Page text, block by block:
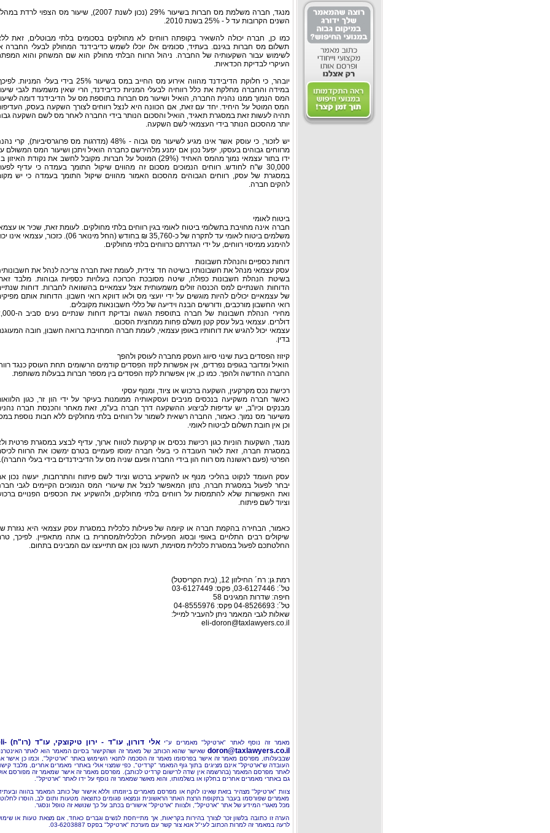
מנגד, חברה משלמת מס חברות בשיעור 29% (נכון לשנת 2007), שיעור מס הצפוי לרדת
השנים הקרובות עד ל - 25% בשנת 2010.
כמו כן, חברה יכולה להשאיר בקופתה רווחים לא מחולקים בסכומים בלתי מבוטלים, זאת
תשלום מס חברות בגינם. בעתיד, סכומים אלו יוכלו לשמש כדיבידנד המחולק לבעלי החברה
לשימוש עבור השקעותיה של החברה. ניהול הרווח הבלתי מחולק הוא שם המשחק והוא
העיקרי לבדיקת הכדאיות.
יובהר, כי חלוקת הדיבידנד מהווה אירוע מס החייב במס בשיעור 25% בידי בעלי המניות.
במידה והחברה מחלקת את כלל רווחיה לבעלי המניות כדיבידנד, הרי שאין משמעות לגבי
המס הנמוך ממנו נהנית החברה, הואיל ושיעור מס חברות בתוספת מס על הדיבידנד דומה
המס המוטל על היחיד. יחד עם זאת, אם הכוונה היא לנצל רווחים לצורך השקעה בעסק,
תהיה לעשות זאת במסגרת תאגיד, הואיל והסכום הנותר בידי החברה לאחר מס לשם השקעה
יותר מהסכום הנותר בידי העצמאי לשם השקעה.
יש לזכור, כי עוסק אשר אינו מגיע לשיעור מס גבוה - 48% (מדרגות מס פרוגרסיביות), קרי
מרווחים גבוהים בעסקו, יפעל נכון אם ימנע מלהירשם כחברה הואיל ויתכן ושיעור המס המשולם
ידו בתור עצמאי נמוך מהמס האחיד (29%) המוטל על חברות. מקובל לחשב את נקודת האיזון
30,000 ש"ח לחודש. רווחים הנמוכים מסכום זה מהווים שיקול התומך בעמדה כי עדיף
במסגרת של עסק, רווחים הגבוהים מהסכום האמור מהווים שיקול התומך בעמדה כי יש
להקים חברה.
ביטוח לאומי
חברה אינה מחויבת בתשלומי ביטוח לאומי בגין רווחים בלתי מחולקים. לעומת זאת, שכיר או
משלמים ביטוח לאומי עד לתקרה של כ-35,760 ₪ בחודש (החל מינואר 06). כזכור, עצמאי
להימנע ממיסוי רווחים, על ידי הגדרתם כרווחים בלתי מחולקים.
דוחות כספיים והנהלת חשבונות
עסק עצמאי מנהל את חשבונותיו בשיטה חד צידית, לעומת זאת חברה צריכה לנהל את
בשיטת הנהלת חשבונות כפולה, שיטה מסובכת הכרוכה בעלויות כספיות גבוהות. מלבד
הדוחות השנתיים למס הכנסה זולים משמעותית אצל עצמאיים בהשוואה לחברות. דוחות
של עצמאיים יכולים להיות מוגשים על ידי יועצי מס ולאו דווקא רואי חשבון. הדוחות אותם
רואי החשבון מורכבים, ודורשים הבנה וידיעה של כללי חשבונאות מקובלים.
מחירי הנהלת חשבונות של חברה בתוספת הגשה ובדיקת דוחות
דולרים. עצמאי בעל עסק קטן משלם פחות ממחצית הסכום.
עצמאי יכול להגיש את דוחותיו באופן עצמאי, לעומת חברה המחויבת ברואה חשבון, חובה
בדין.
קיזוז הפסדים בעת שינוי סיווג העסק מחברה לעוסק ולהפך
הואיל ומדובר בגופים נפרדים, אין אפשרות לקזז הפסדים קודמים הרשומים תחת העוסק כנגד
החברה החדשה ולהפך. כמו כן, אין אפשרות לקזז הפסדים בין מספר חברות בבעלות משותפת.
רכישת נכס מקרקעין, השקעה ברכוש או ציוד, ומנוף עסקי
כאשר חברה משקיעה בנכסים מניבים ועסקאותיה ממומנות בעיקר על ידי הון זר, כגון
מבנקים וכיו"ב, יש עדיפות לביצוע ההשקעה דרך חברה בע"מ, זאת מאחר והכנסת חברה
משיעור מס נמוך. כאמור, החברה רשאית לשמור על רווחים בלתי מחולקים ללא חבות נוספת
וכן אין חובת תשלום לביטוח לאומי.
מנגד, השקעות הוניות כגון רכישת נכסים או קרקעות לטווח ארוך, עדיף לבצע במסגרת פרטית
במסגרת חברה, זאת לאור העובדה כי בעלי חברה ימוסו פעמיים בטרם ימשכו את הרווח
הפרטי (פעם ראשונה מס רווח הון בידי החברה ופעם שניה מס על הדיבידנדים בידי בעלי החברה).
עסק העומד לנקוט בהליכי מנוף או להשקיע ברכוש וציוד לשם פיתוח והתרחבות, יעשה נכון
יבחר לפעול במסגרת חברה, נתון המאפשר לנצל את שיעורי המס הנמוכים הקיימים לגבי
ואת האפשרות שלא להתמסות על רווחים בלתי מחולקים, ולהשקיע את הכספים הפנויים
וציוד לשם פיתוח.
כאמור, הבחירה בהקמת חברה או קיומה של פעילות כלכלית במסגרת עסק עצמאי היא נגזרת
שיקולים רבים התלויים באופי ובסוג הפעילות הכלכלית/מסחרית בו אתה מתאפיין. לפיכך,
החלטתכם לפעול במסגרת כלכלית מסוימת, תעשו נכון אם תתייעצו עם המבינים בתחום.
רמת גן: רח´ החילזון 12, (בית הקריסטל)
טל´: 03-6127446, פקס: 03-6127449
חיפה: שדרות המגינים 58
טל´: 04-8526693 פקס: 04-8555976
שאלות לגבי המאמר ניתן להעביר למייל:
eli-doron@taxlawyers.co.il
מאמר זה נוסף לאתר "ארטיקל" מאמרים ע"יאלי דורון, עו"ד - ירון טיקוצקי, עו"ד (רו"ח)
doron@taxlawyers.co.il שאישר שהוא הכותב של מאמר זה ושהקישור בסיום המאמר הוא לאתר
שבבעלותו, מפרסם מאמר זה אישר בפרסומו מאמר זה הסכמה לתנאי השימוש באתר "ארטיקל", וכמו כן אישר
העובדה ש"ארטיקל" אינם מציגים בתוך גוף המאמר "קרדיט", כפי שמצוי אולי באתרי מאמרים אחרים, מלבד
לאתר מפרסם המאמר (בהרשמה אין שדה לרישום קרדיט לכותב). מפרסם מאמר זה אישר שמאמר זה מפורסם
גם באתרי מאמרים אחרים בחלקו או בשלמותו, והוא מאשר שמאמר זה נוסף על ידו לאתר "ארטיקל".
צוות "ארטיקל" מצהיר בזאת שאינו לוקח או מפרסם מאמרים ביוזמתו וללא אישור של כותב המאמר בהווה
מאמרים שפורסמו בעבר בתקופת הרצת האתר הראשונית ונמצאו פגומים כתוצאה מטעות ותום לב, הוסרו
מכל מאגרי המידע של אתר "ארטיקל", ולצוות "ארטיקל" אישורים בכתב על כך שנושא זה טופל ונסגר.
הערה זו כתובה בלשון זכר לצורך בהירות בקריאות, אך מתייחסת לנשים וגברים כאחד, אם מצאת טעות או
לרעה במאמר זה למרות הכתוב לעי"ל אנא צור קשר עם מערכת "ארטיקל" בפקס 03-6203887.